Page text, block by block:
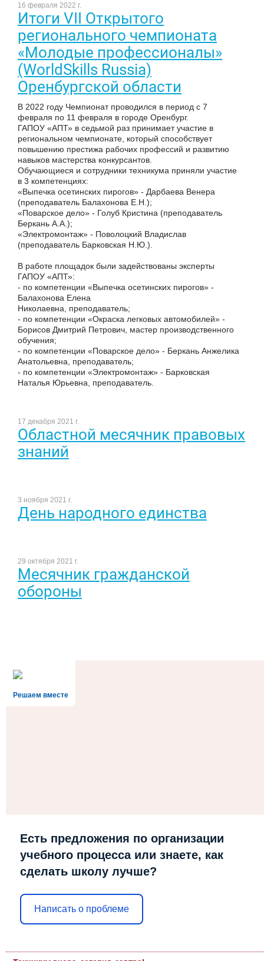
16 февраля 2022 г.
Итоги VII Открытого
регионального чемпионата
«Молодые профессионалы»
(WorldSkills Russia)
Оренбургской области
В 2022 году Чемпионат проводился в период с 7
февраля по 11 февраля в городе Оренбург.
ГАПОУ «АПТ» в седьмой раз принимает участие в
региональном чемпионате, который способствует
повышению престижа рабочих профессий и развитию
навыков мастерства конкурсантов.
Обучающиеся и сотрудники техникума приняли участие
в 3 компетенциях:
«Выпечка осетинских пирогов» - Дарбаева Венера
(преподаватель Балахонова Е.Н.);
«Поварское дело» - Голуб Кристина (преподаватель
Беркань А.А.);
«Электромонтаж» - Поволоцкий Владислав
(преподаватель Барковская Н.Ю.).
В работе площадок были задействованы эксперты
ГАПОУ «АПТ»:
- по компетенции «Выпечка осетинских пирогов» -
Балахонова Елена
Николаевна, преподаватель;
- по компетенции «Окраска легковых автомобилей» -
Борисов Дмитрий Петрович, мастер производственного
обучения;
- по компетенции «Поварское дело» - Беркань Анжелика
Анатольевна, преподаватель;
- по компетенции «Электромонтаж» - Барковская
Наталья Юрьевна, преподаватель.
17 декабря 2021 г.
Областной месячник правовых
знаний
3 ноября 2021 г.
День народного единства
29 октября 2021 г.
Месячник гражданской
обороны
Решаем вместе
Есть предложения по организации
учебного процесса или знаете, как
сделать школу лучше?
Написать о проблеме